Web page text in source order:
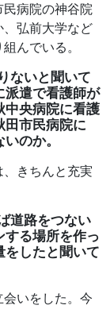
病院の神谷院
弘前大学など
んでいる。
ないと聞いて
派遣で看護師が
中央病院に看護
田市民病院に
のか。
きちんと充実
道路をつない
る場所を作っ
をしたと聞いて
いをした。今